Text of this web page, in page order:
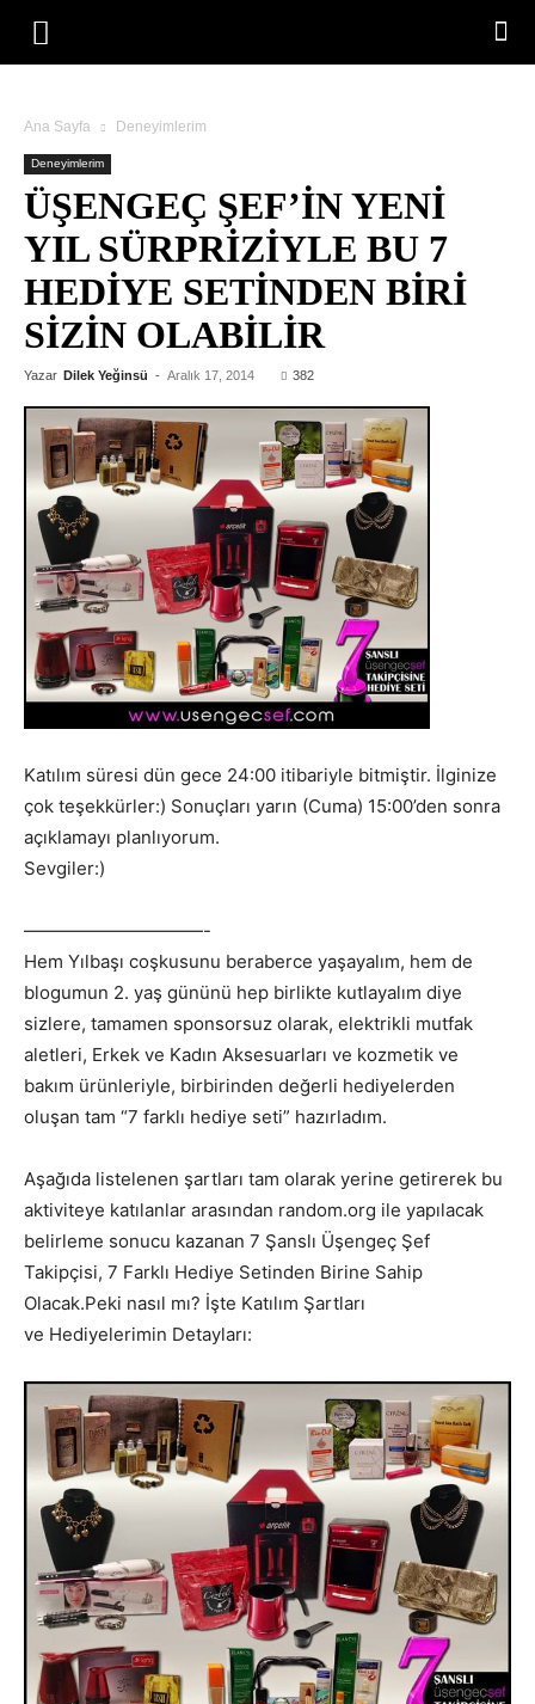
Ana Sayfa Deneyimlerim
Deneyimlerim
ÜŞENGEÇ ŞEF’IN YENI
YIL SÜRPRIZIYLE BU 7
HEDIYE SETINDEN BIRI
SIZIN OLABILIR
Yazar Dilek Yeğinsü - Aralık 17, 2014 382
Katılım süresi dün gece 24:00 itibariyle bitmiştir. İlginize
çok teşekkürler:) Sonuçları yarın (Cuma) 15:00’den sonra
açıklamayı planlıyorum.
Sevgiler:)
——————————-
Hem Yılbaşı coşkusunu beraberce yaşayalım, hem de
blogumun 2. yaş gününü hep birlikte kutlayalım diye
sizlere, tamamen sponsorsuz olarak, elektrikli mutfak
aletleri, Erkek ve Kadın Aksesuarları ve kozmetik ve
bakım ürünleriyle, birbirinden değerli hediyelerden
oluşan tam “7 farklı hediye seti” hazırladım.
Aşağıda listelenen şartları tam olarak yerine getirerek bu
aktiviteye katılanlar arasından random.org ile yapılacak
belirleme sonucu kazanan 7 Şanslı Üşengeç Şef
Takipçisi, 7 Farklı Hediye Setinden Birine Sahip
Olacak.Peki nasıl mı? İşte Katılım Şartları
ve Hediyelerimin Detayları: